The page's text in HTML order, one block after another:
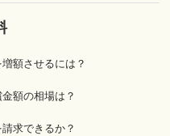
額させるには？
額の相場は？
求できるか？